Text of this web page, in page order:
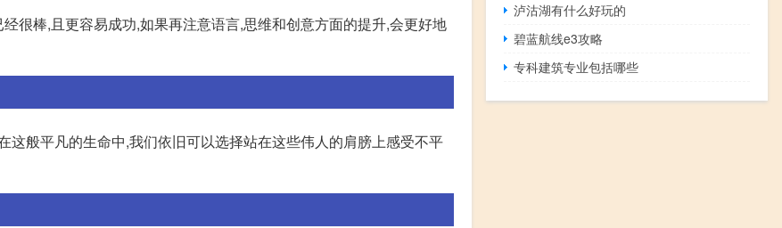
很棒,且更容易成功,如果再注意语言,思维和创意方面的提升,会更好地
般平凡的生命中,我们依旧可以选择站在这些伟人的肩膀上感受不平
泸沽湖有什么好玩的
碧蓝航线e3攻略
专科建筑专业包括哪些